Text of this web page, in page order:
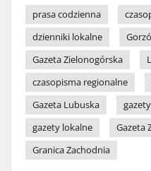
prasa codzienna
dzienniki lokalne
Gazeta Zielonogórska
czasopisma regionalne
Gazeta Lubuska
gazety lokalne
Gazeta
Granica Zachodnia